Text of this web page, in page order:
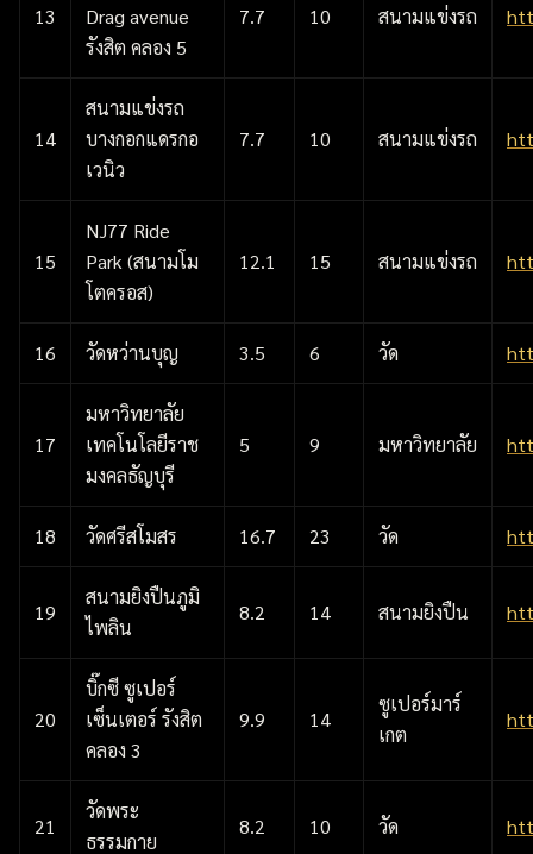
13
Drag avenue
รังสิต คลอง 5
7.7 10 สนามแข่งรถ
14
สนามแข่งรถ
บางกอกแดรกอ
เวนิว
7.7 10 สนามแข่งรถ
15
NJ77 Ride
Park (สนามโม
โตครอส)
12.1 15 สนามแข่งรถ
16 วัดหว่านบุญ 3.5 6 วัด
17
มหาวิทยาลัย
เทคโนโลยีราช
มงคลธัญบุรี
5 9 มหาวิทยาลัย
18 วัดศรีสโมสร 16.7 23 วัด
19
สนามยิงปืนภูมิ
ไพลิน
8.2 14 สนามยิงปืน
20
บิ๊กซี ซูเปอร์
เซ็นเตอร์ รังสิต
คลอง 3
9.9 14
ซูเปอร์มาร์
เกต
21
วัดพระ
ธรรมกาย
8.2 10 วัด